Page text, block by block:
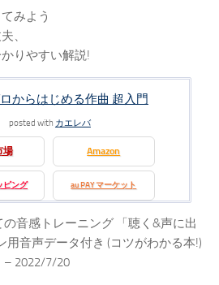
みよう
、
りやすい解説!
からはじめる作曲 超入門
posted with カエレバ
場 Amazon
ピング au PAY マーケット
音感トレーニング 「聴く&声に出
用音声データ付き (コツがわかる本!)
– 2022/7/20